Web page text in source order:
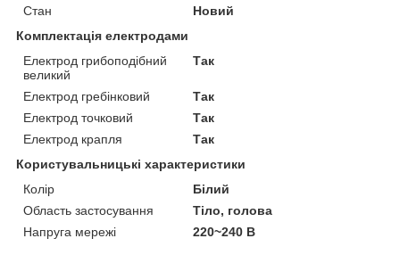
Стан
Новий
Комплектація електродами
Електрод грибоподібний
великий
Так
Електрод гребінковий
Так
Електрод точковий
Так
Електрод крапля
Так
Користувальницькі характеристики
Колір
Білий
Область застосування
Тіло, голова
Напруга мережі
220~240 В